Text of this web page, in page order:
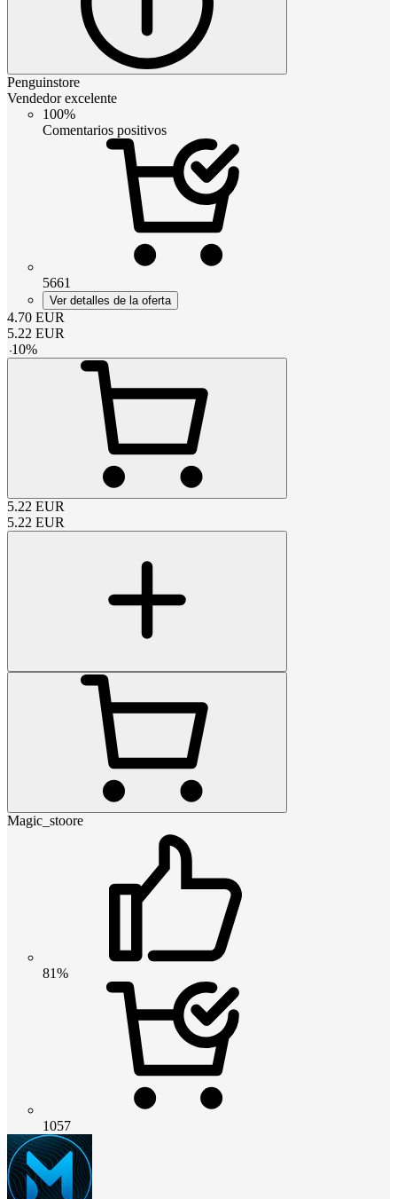
Penguinstore
Vendedor excelente
100%
Comentarios positivos
5661
Ver detalles de la oferta
4.70 EUR
5.22 EUR
-10%
5.22 EUR
5.22 EUR
Magic_stoore
81%
1057